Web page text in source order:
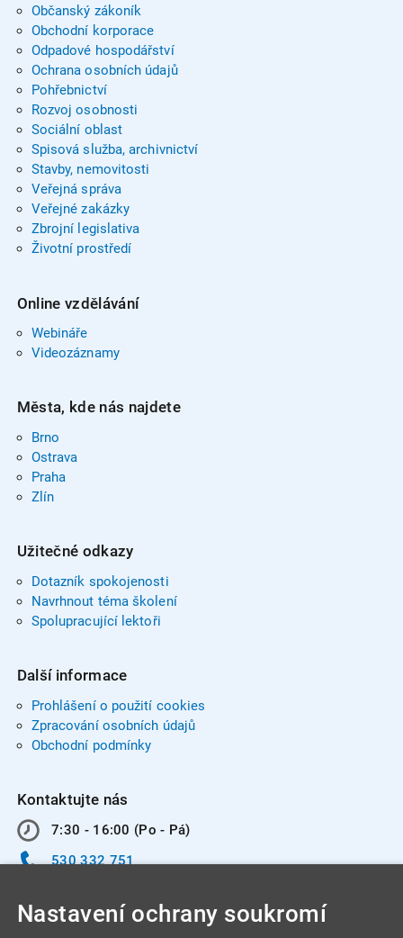
Občanský zákoník
Obchodní korporace
Odpadové hospodářství
Ochrana osobních údajů
Pohřebnictví
Rozvoj osobnosti
Sociální oblast
Spisová služba, archivnictví
Stavby, nemovitosti
Veřejná správa
Veřejné zakázky
Zbrojní legislativa
Životní prostředí
Online vzdělávání
Webináře
Videozáznamy
Města, kde nás najdete
Brno
Ostrava
Praha
Zlín
Užitečné odkazy
Dotazník spokojenosti
Navrhnout téma školení
Spolupracující lektoři
Další informace
Prohlášení o použití cookies
Zpracování osobních údajů
Obchodní podmínky
Kontaktujte nás
7:30 - 16:00 (Po - Pá)
530 332 751
Nastavení ochrany soukromí